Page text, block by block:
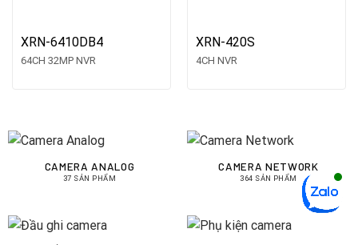
XRN-6410DB4
64CH 32MP NVR
XRN-420S
4CH NVR
CAMERA ANALOG
37 SẢN PHẨM
CAMERA NETWORK
364 SẢN PHẨM